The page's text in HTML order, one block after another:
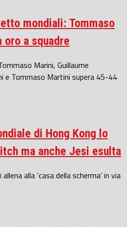
mondiali: Tommaso
oro a squadre
Marini, Guillaume
e Tommaso Martini supera 45-44
di Hong Kong lo
ma anche Jesi esulta
alla ‘casa della scherma’ in via